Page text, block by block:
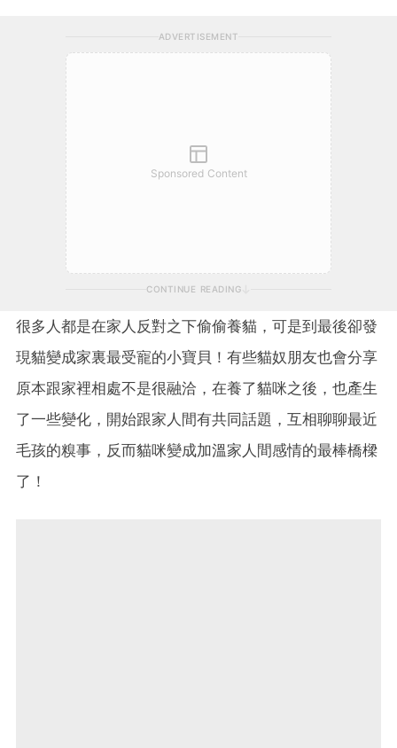
ADVERTISEMENT
Sponsored Content
CONTINUE READING
很多人都是在家人反對之下偷偷養貓，可是到最後卻發
現貓變成家裏最受寵的小寶貝！有些貓奴朋友也會分享
原本跟家裡相處不是很融洽，在養了貓咪之後，也產生
了一些變化，開始跟家人間有共同話題，互相聊聊最近
毛孩的糗事，反而貓咪變成加溫家人間感情的最棒橋樑
了！